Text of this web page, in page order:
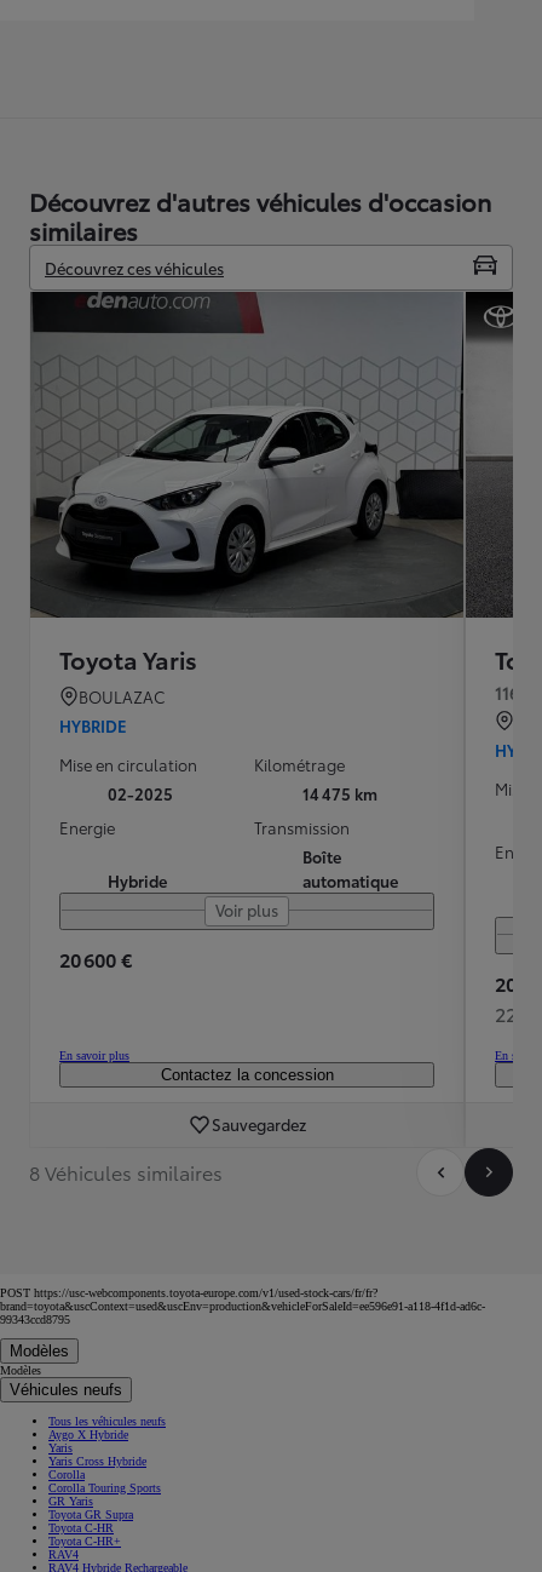
Découvrez d'autres véhicules d'occasion
similaires
Découvrez ces véhicules
Toyota Yaris
BOULAZAC
HYBRIDE
Mise en circulation
02-2025
Kilométrage
14 475 km
Energie
Hybride
Transmission
Boîte
automatique
Voir plus
20 600 €
En savoir plus
Contactez la concession
Sauvegardez
116h
Mise
20
225
En
8 Véhicules similaires
POST https://usc-webcomponents.toyota-europe.com/v1/used-stock-cars/fr/fr?
brand=toyota&uscContext=used&uscEnv=production&vehicleForSaleId=ee596e91-a118-4f1d-ad6c-
99343ccd8795
Modèles
Modèles
Véhicules neufs
Tous les véhicules neufs
Aygo X Hybride
Yaris
Yaris Cross Hybride
Corolla
Corolla Touring Sports
GR Yaris
Toyota GR Supra
Toyota C-HR
Toyota C-HR+
RAV4
RAV4 Hybride Rechargeable